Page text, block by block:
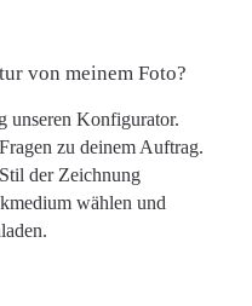
von meinem Foto?
unseren Konfigurator.
zu deinem Auftrag.
der Zeichnung
wählen und